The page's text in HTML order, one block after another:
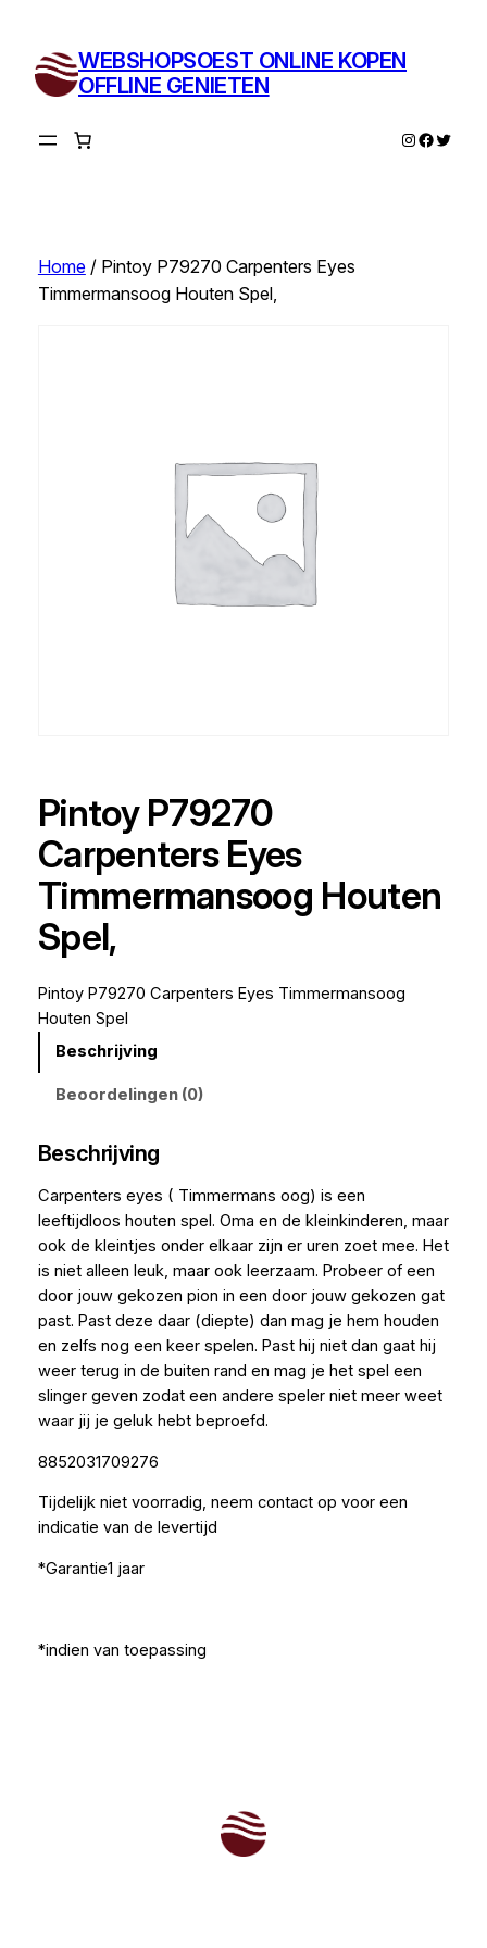
inhoud
WEBSHOPSOEST ONLINE KOPEN
OFFLINE GENIETEN
Instagram
Twitter
Home/ Pintoy P79270 Carpenters Eyes
Timmermansoog Houten Spel,
Pintoy P79270
Carpenters Eyes
Timmermansoog Houten
Spel,
Pintoy P79270 Carpenters Eyes Timmermansoog
Houten Spel
Beschrijving
Beoordelingen (0)
Beschrijving
Carpenters eyes ( Timmermans oog) is een
leeftijdloos houten spel. Oma en de kleinkinderen, maar
ook de kleintjes onder elkaar zijn er uren zoet mee. Het
is niet alleen leuk, maar ook leerzaam. Probeer of een
door jouw gekozen pion in een door jouw gekozen gat
past. Past deze daar (diepte) dan mag je hem houden
en zelfs nog een keer spelen. Past hij niet dan gaat hij
weer terug in de buiten rand en mag je het spel een
slinger geven zodat een andere speler niet meer weet
waar jij je geluk hebt beproefd.
8852031709276
Tijdelijk niet voorradig, neem contact op voor een
indicatie van de levertijd
*Garantie1 jaar
*indien van toepassing